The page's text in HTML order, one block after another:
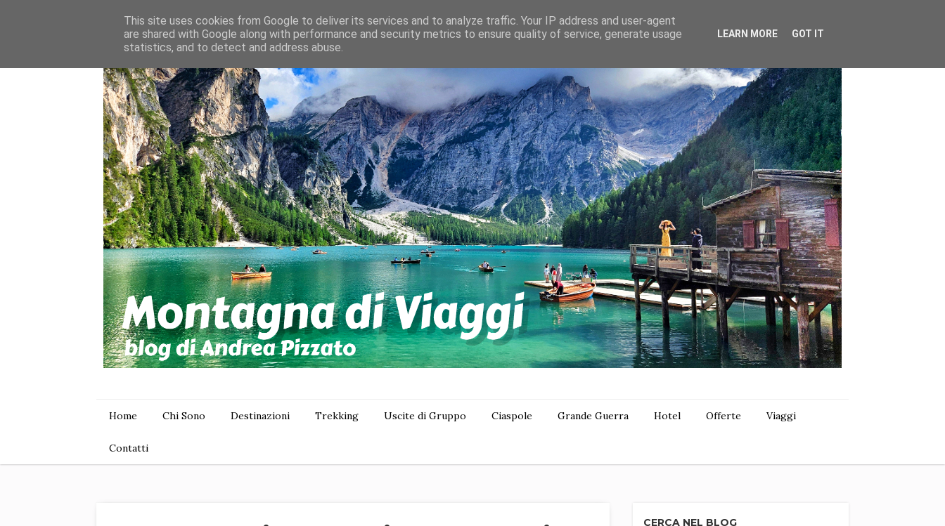
Home Chi Sono Destinazioni Trekking Uscite di Gruppo Ciaspole Grande Guerra Hotel Offerte Viaggi
Contatti
CERCA NEL BLOG
This site uses cookies from Google to deliver its services and to analyze traffic. Your IP address and user-agent
are shared with Google along with performance and security metrics to ensure quality of service, generate usage
statistics, and to detect and address abuse.
LEARN MORE GOT IT